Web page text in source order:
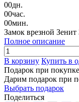
00дн.
00час.
00мин.
Замок врезной
Полное описание
В корзину Купить в
Подарок при покупке
Дарим подарок при
Выбрать подарок
Поделиться